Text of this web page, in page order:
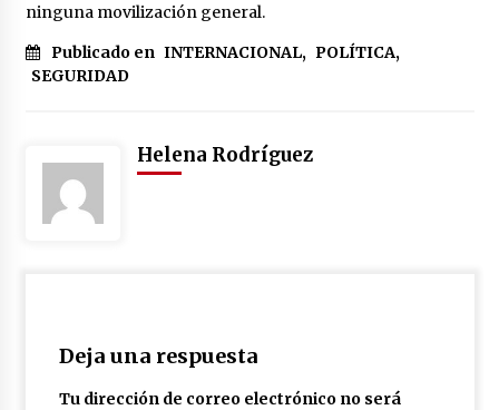
ninguna movilización general.
Publicado en INTERNACIONAL, POLÍTICA,
SEGURIDAD
Helena Rodríguez
Deja una respuesta
Tu dirección de correo electrónico no será